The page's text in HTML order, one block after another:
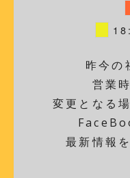
昨今の
営業
変更となる
最新情報